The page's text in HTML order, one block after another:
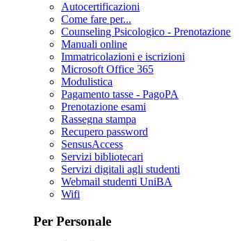
Autocertificazioni
Come fare per...
Counseling Psicologico - Prenotazione
Manuali online
Immatricolazioni e iscrizioni
Microsoft Office 365
Modulistica
Pagamento tasse - PagoPA
Prenotazione esami
Rassegna stampa
Recupero password
SensusAccess
Servizi bibliotecari
Servizi digitali agli studenti
Webmail studenti UniBA
Wifi
Per Personale